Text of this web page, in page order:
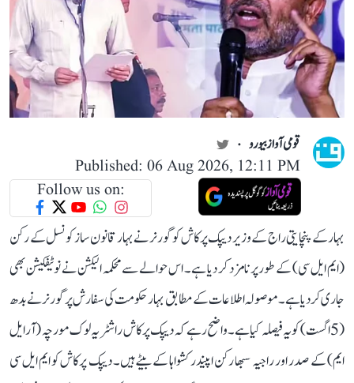
قومی آواز بیورو
Published: 06 Aug 2026, 12:11 PM
Follow us on:
بہار کے پنچایتی راج کے وزیر دیپک پرکاش کو گورنر نے بہار قانون ساز کونسل کے رکن
(ایم ایل سی) کے طور پر نامزد کر دیا ہے۔ اس حوالے سے محکمہ الیکشن نے نوٹیفکیشن بھی
جاری کر دیا ہے۔ موصولہ اطلاعات کے مطابق بہار حکومت کی سفارش پر گورنر نے بدھ
(5 اگست) کو یہ فیصلہ کیا ہے۔ واضح رہے کہ دیپک پرکاش راشٹریہ لوک مورچہ (آر ایل
ایم) کے صدر اور راجیہ سبھا رکن اپیندر کشواہا کے بیٹے ہیں۔ دیپک پرکاش کو ایم ایل سی